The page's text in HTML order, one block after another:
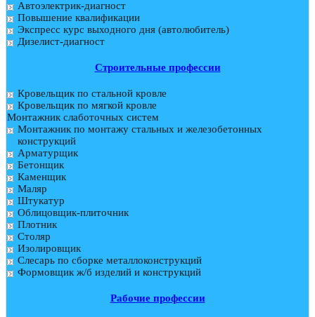
Автоэлектрик-диагност
Повышение квалификации
Экспресс курс выходного дня (автолюбитель)
Дизелист-диагност
Строительные профессии
Кровельщик по стальной кровле
Кровельщик по мягкой кровле
Монтажник слаботочных систем
Монтажник по монтажу стальных и железобетонных
конструкций
Арматурщик
Бетонщик
Каменщик
Маляр
Штукатур
Облицовщик-плиточник
Плотник
Столяр
Изолировщик
Слесарь по сборке металлоконструкций
Формовщик ж/б изделий и конструкций
Рабочие профессии